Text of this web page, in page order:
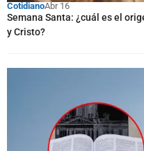
CotidianoAbr 16
Semana Santa: ¿cuál es el
y Cristo?